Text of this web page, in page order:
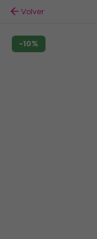
Volver
-10%